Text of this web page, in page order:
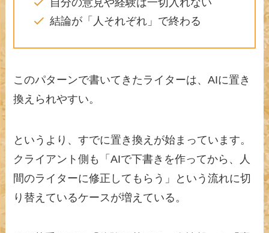
自分の意見や経験は一切入れない
結論が「人それぞれ」で終わる
このパターンで書いてきたライターは、AIに置き
換えられやすい。
というより、すでに置き換えが始まっています。
クライアント側も「AIで下書きを作ってから、人
間のライターに修正してもらう」という流れに切
り替えているケースが増えている。